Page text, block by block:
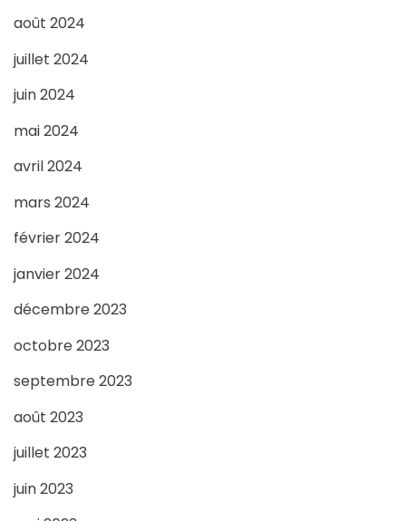
août 2024
juillet 2024
juin 2024
mai 2024
avril 2024
mars 2024
février 2024
janvier 2024
décembre 2023
octobre 2023
septembre 2023
août 2023
juillet 2023
juin 2023